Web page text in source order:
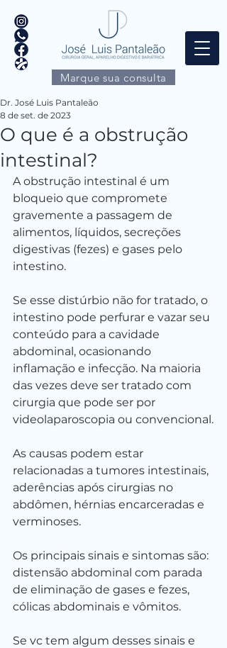
Marque sua consulta
O que é a obstrução
intestinal?
Dr. José Luis Pantaleão
8 de set. de 2023
A obstrução intestinal é um
bloqueio que compromete
gravemente a passagem de
alimentos, líquidos, secreções
digestivas (fezes) e gases pelo
intestino.
Se esse distúrbio não for tratado, o
intestino pode perfurar e vazar seu
conteúdo para a cavidade
abdominal, ocasionando
inflamação e infecção. Na maioria
das vezes deve ser tratado com
cirurgia que pode ser por
videolaparoscopia ou convencional.
As causas podem estar
relacionadas a tumores intestinais,
aderências após cirurgias no
abdômen, hérnias encarceradas e
verminoses.
Os principais sinais e sintomas são:
distensão abdominal com parada
de eliminação de gases e fezes,
cólicas abdominais e vômitos.
Se vc tem algum desses sinais e